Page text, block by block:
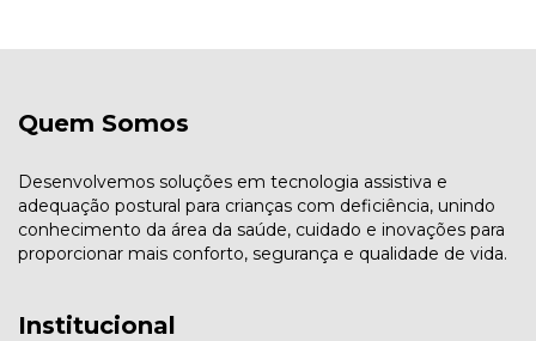
Quem Somos
Desenvolvemos soluções em tecnologia assistiva e
adequação postural para crianças com deficiência, unindo
conhecimento da área da saúde, cuidado e inovações para
proporcionar mais conforto, segurança e qualidade de vida.
Institucional